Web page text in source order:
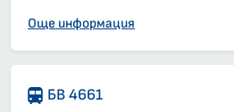
Още информация
БВ 4661